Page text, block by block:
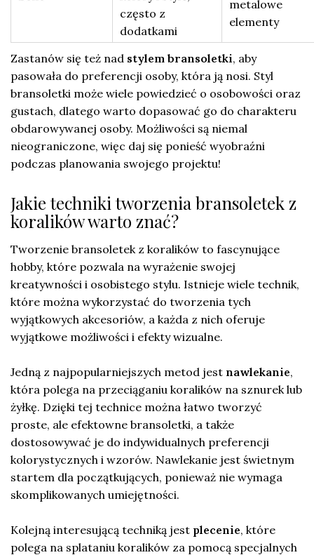
często z
dodatkami
metalowe
elementy
Zastanów się też nad stylem bransoletki, aby
pasowała do preferencji osoby, która ją nosi. Styl
bransoletki może wiele powiedzieć o osobowości oraz
gustach, dlatego warto dopasować go do charakteru
obdarowywanej osoby. Możliwości są niemal
nieograniczone, więc daj się ponieść wyobraźni
podczas planowania swojego projektu!
Jakie techniki tworzenia bransoletek z
koralików warto znać?
Tworzenie bransoletek z koralików to fascynujące
hobby, które pozwala na wyrażenie swojej
kreatywności i osobistego stylu. Istnieje wiele technik,
które można wykorzystać do tworzenia tych
wyjątkowych akcesoriów, a każda z nich oferuje
wyjątkowe możliwości i efekty wizualne.
Jedną z najpopularniejszych metod jest nawlekanie,
która polega na przeciąganiu koralików na sznurek lub
żyłkę. Dzięki tej technice można łatwo tworzyć
proste, ale efektowne bransoletki, a także
dostosowywać je do indywidualnych preferencji
kolorystycznych i wzorów. Nawlekanie jest świetnym
startem dla początkujących, ponieważ nie wymaga
skomplikowanych umiejętności.
Kolejną interesującą techniką jest plecenie, które
polega na splataniu koralików za pomocą specjalnych